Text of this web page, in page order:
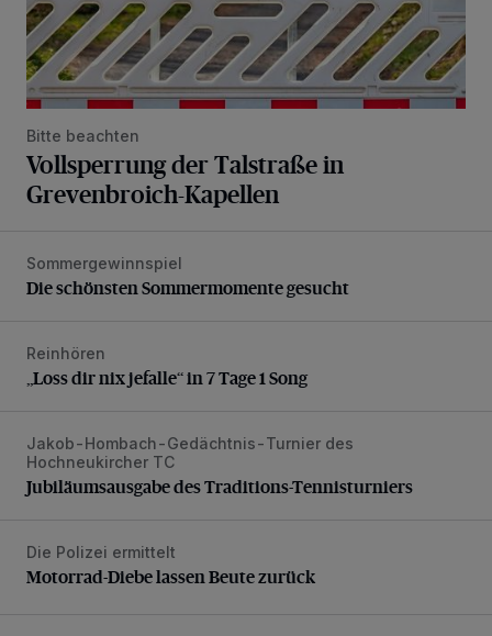
Bitte beachten
Vollsperrung der Talstraße in
Grevenbroich-Kapellen
Die schönsten Sommermomente gesucht
Sommergewinnspiel
Die schönsten Sommermomente gesucht
„Loss dir nix jefalle“ in 7 Tage 1 Song
Reinhören
„Loss dir nix jefalle“ in 7 Tage 1 Song
Jubiläumsausgabe des Traditions-Tennisturniers
Jakob-Hombach-Gedächtnis-Turnier des
Hochneukircher TC
Jubiläumsausgabe des Traditions-Tennisturniers
Motorrad-Diebe lassen Beute zurück
Die Polizei ermittelt
Motorrad-Diebe lassen Beute zurück